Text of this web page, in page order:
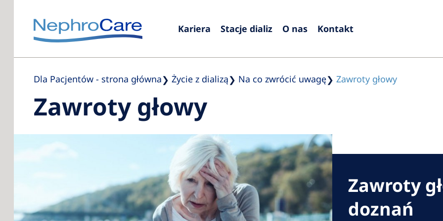
Kariera Stacje dializ O nas Kontakt
Europe
Czech Republic
Israel
Italy
Netherlands
Poland
Portugal
United
Dla Pacjentów - strona główna Życie z dializą Na co zwrócić uwagę Zawroty głowy
Zawroty głowy
Zawroty
doznań